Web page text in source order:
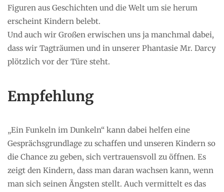
Figuren aus Geschichten und die Welt um sie herum
erscheint Kindern belebt.
Und auch wir Großen erwischen uns ja manchmal dabei,
dass wir Tagträumen und in unserer Phantasie Mr. Darcy
plötzlich vor der Türe steht.
Empfehlung
„Ein Funkeln im Dunkeln“ kann dabei helfen eine
Gesprächsgrundlage zu schaffen und unseren Kindern so
die Chance zu geben, sich vertrauensvoll zu öffnen. Es
zeigt den Kindern, dass man daran wachsen kann, wenn
man sich seinen Ängsten stellt. Auch vermittelt es das